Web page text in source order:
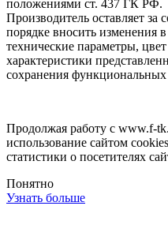
положениями ст. 437 ГК РФ.
Производитель оставляет за
порядке вносить изменения
технические параметры,
характеристики
сохранения
Продолжая работу с www.f-
использование сайтом
статистики о посетителях
Понятно
Узнать больше